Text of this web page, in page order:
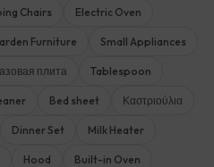
Chairs Electric Oven
Furniture Small Appliances
плита Tablespoon
Bed sheet Καστριούλια
Dinner Set Milk Heater
Hood Built-in Oven